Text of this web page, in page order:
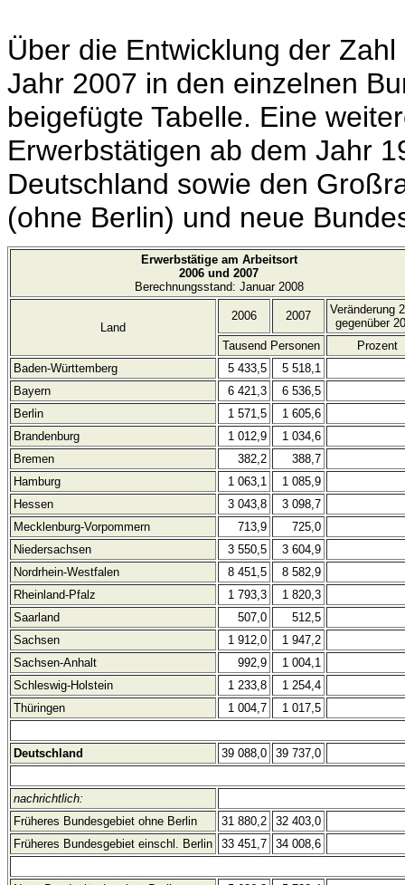
Über die Entwicklung der
Jahr 2007 in den einzelnen
beigefügte Tabelle. Eine
Erwerbstätigen ab dem Jahr
Deutschland sowie den
(ohne Berlin) und neue
Erwerbstätige am Arbeitsort
2006 und 2007
Berechnungsstand: Januar 2008
Land
2006 2007
Veränderung
gegenüber
Tausend Personen
Prozent
Baden-Württemberg
5 433,5
5 518,1
Bayern
6 421,3
6 536,5
Berlin
1 571,5
1 605,6
Brandenburg
1 012,9
1 034,6
Bremen
382,2
388,7
Hamburg
1 063,1
1 085,9
Hessen
3 043,8
3 098,7
Mecklenburg-Vorpommern
713,9
725,0
Niedersachsen
3 550,5
3 604,9
Nordrhein-Westfalen
8 451,5
8 582,9
Rheinland-Pfalz
1 793,3
1 820,3
Saarland
507,0
512,5
Sachsen
1 912,0
1 947,2
Sachsen-Anhalt
992,9
1 004,1
Schleswig-Holstein
1 233,8
1 254,4
Thüringen
1 004,7 1 017,5
Deutschland 39 088,0 39 737,0
nachrichtlich:
Früheres Bundesgebiet ohne Berlin
31 880,2
32 403,0
Früheres Bundesgebiet einschl. Berlin
33 451,7 34 008,6